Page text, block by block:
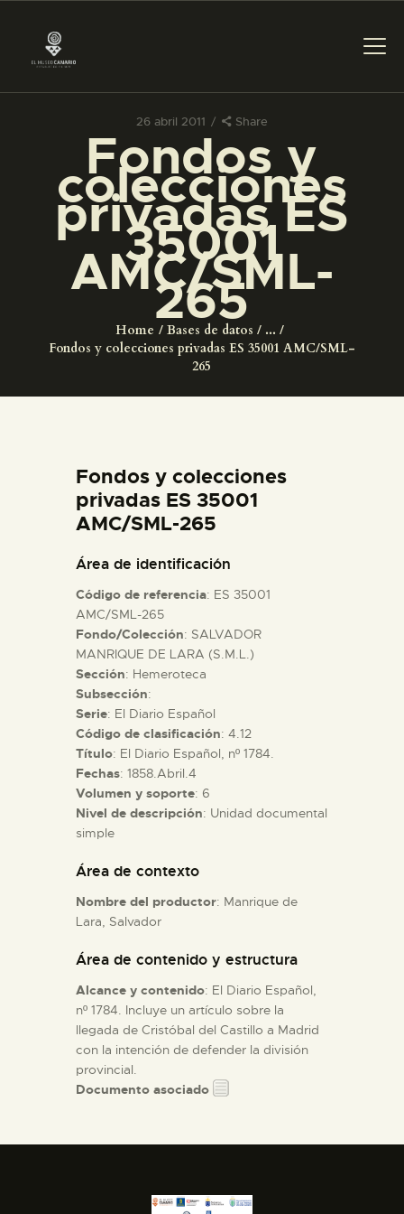
26 abril 2011 Share
Fondos y
colecciones
privadas ES
35001
AMC/SML-
265
Home Bases de datos
...
Fondos y colecciones privadas ES 35001 AMC/SML-
265
PREPARAR LA VISITA
ACTIVIDADES
█
EL MUSEO
COLECCIONES
ESPAÑOL
PREPARAR LA VISITA
█
EL MUSEO
COLECCIONES
DIDÁCTICA
Fondos y colecciones
privadas ES 35001
AMC/SML-265
Área de identificación
Código de referencia: ES 35001
AMC/SML-265
Fondo/Colección: SALVADOR
MANRIQUE DE LARA (S.M.L.)
Sección: Hemeroteca
Subsección:
Serie: El Diario Español
Código de clasificación: 4.12
Título: El Diario Español, nº 1784.
Fechas: 1858.Abril.4
Volumen y soporte: 6
Nivel de descripción: Unidad documental
simple
Área de contexto
Nombre del productor: Manrique de
Lara, Salvador
Área de contenido y estructura
Alcance y contenido: El Diario Español,
nº 1784. Incluye un artículo sobre la
llegada de Cristóbal del Castillo a Madrid
con la intención de defender la división
provincial.
Documento asociado